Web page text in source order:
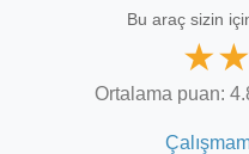
Bu araç sizin
★★
Ortalama puan: